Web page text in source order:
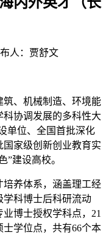
人：贾舒文
、机械制造、环境能
协调发展的多科性大
单位、全国首批深化
家级创新创业教育实
”建设高校。
养体系，涵盖理工经
学科博士后科研流动
博士授权学科点，21
学位点，共有66个本